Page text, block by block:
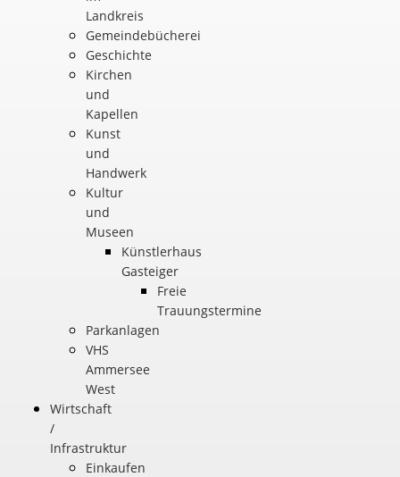
Landkreis
Gemeindebücherei
Geschichte
Kirchen
und
Kapellen
Kunst
und
Handwerk
Kultur
und
Museen
Künstlerhaus
Gasteiger
Freie
Trauungstermine
Parkanlagen
VHS
Ammersee
West
Wirtschaft
/
Infrastruktur
Einkaufen